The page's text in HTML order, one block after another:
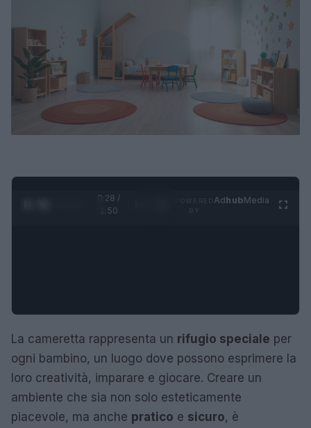
0:29 /
1:50
AdhubMedia
La cameretta rappresenta un rifugio speciale per
ogni bambino, un luogo dove possono esprimere la
loro creatività, imparare e giocare. Creare un
ambiente che sia non solo esteticamente
piacevole, ma anche pratico e sicuro, è